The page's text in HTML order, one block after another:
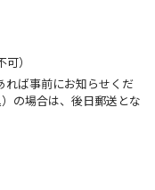
）
れば事前にお知らせくだ
の場合は、後日郵送とな